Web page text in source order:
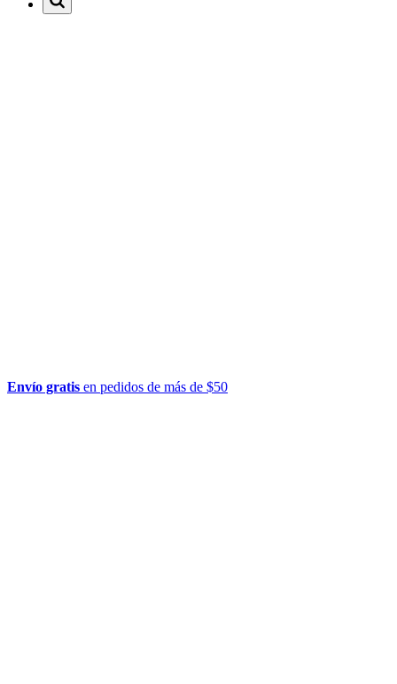
Envío gratis en pedidos de más de $50